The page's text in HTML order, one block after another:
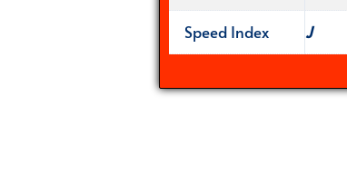
Speed Index
J